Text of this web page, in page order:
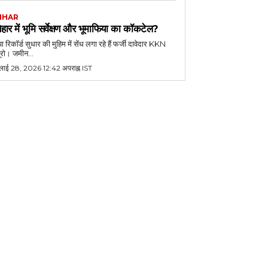
में भूमि सर्वेक्षण और भूमाफिया का कॉकटेल?
रिकॉर्ड सुधार की मुहिम में सेंध लगा रहे हैं फर्जी दावेदार KKN
जमीन...
28, 2026 12:42 अपराह्न IST